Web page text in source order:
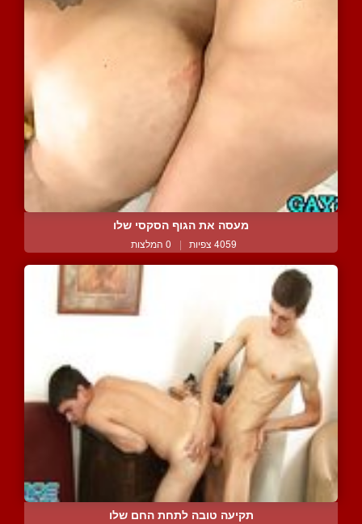
מעסה את הגוף הסקסי שלו
4059 צפיות | 0 המלצות
תקיעה טובה לתחת החם שלו